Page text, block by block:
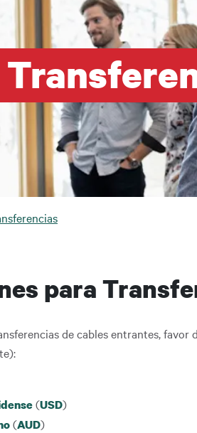
a la
para
de cables entrantes,
(USD)
(AUD)